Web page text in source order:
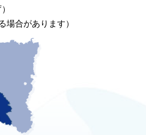
場合があります）